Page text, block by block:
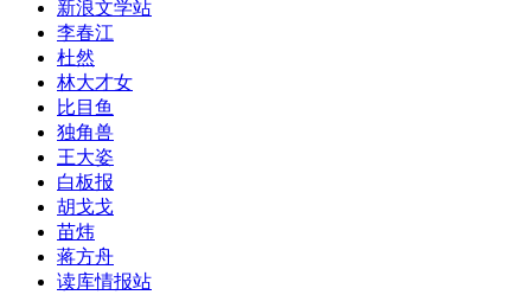
新浪文学站
李春江
杜然
林大才女
比目鱼
独角兽
王大姿
白板报
胡戈戈
苗炜
蒋方舟
读库情报站